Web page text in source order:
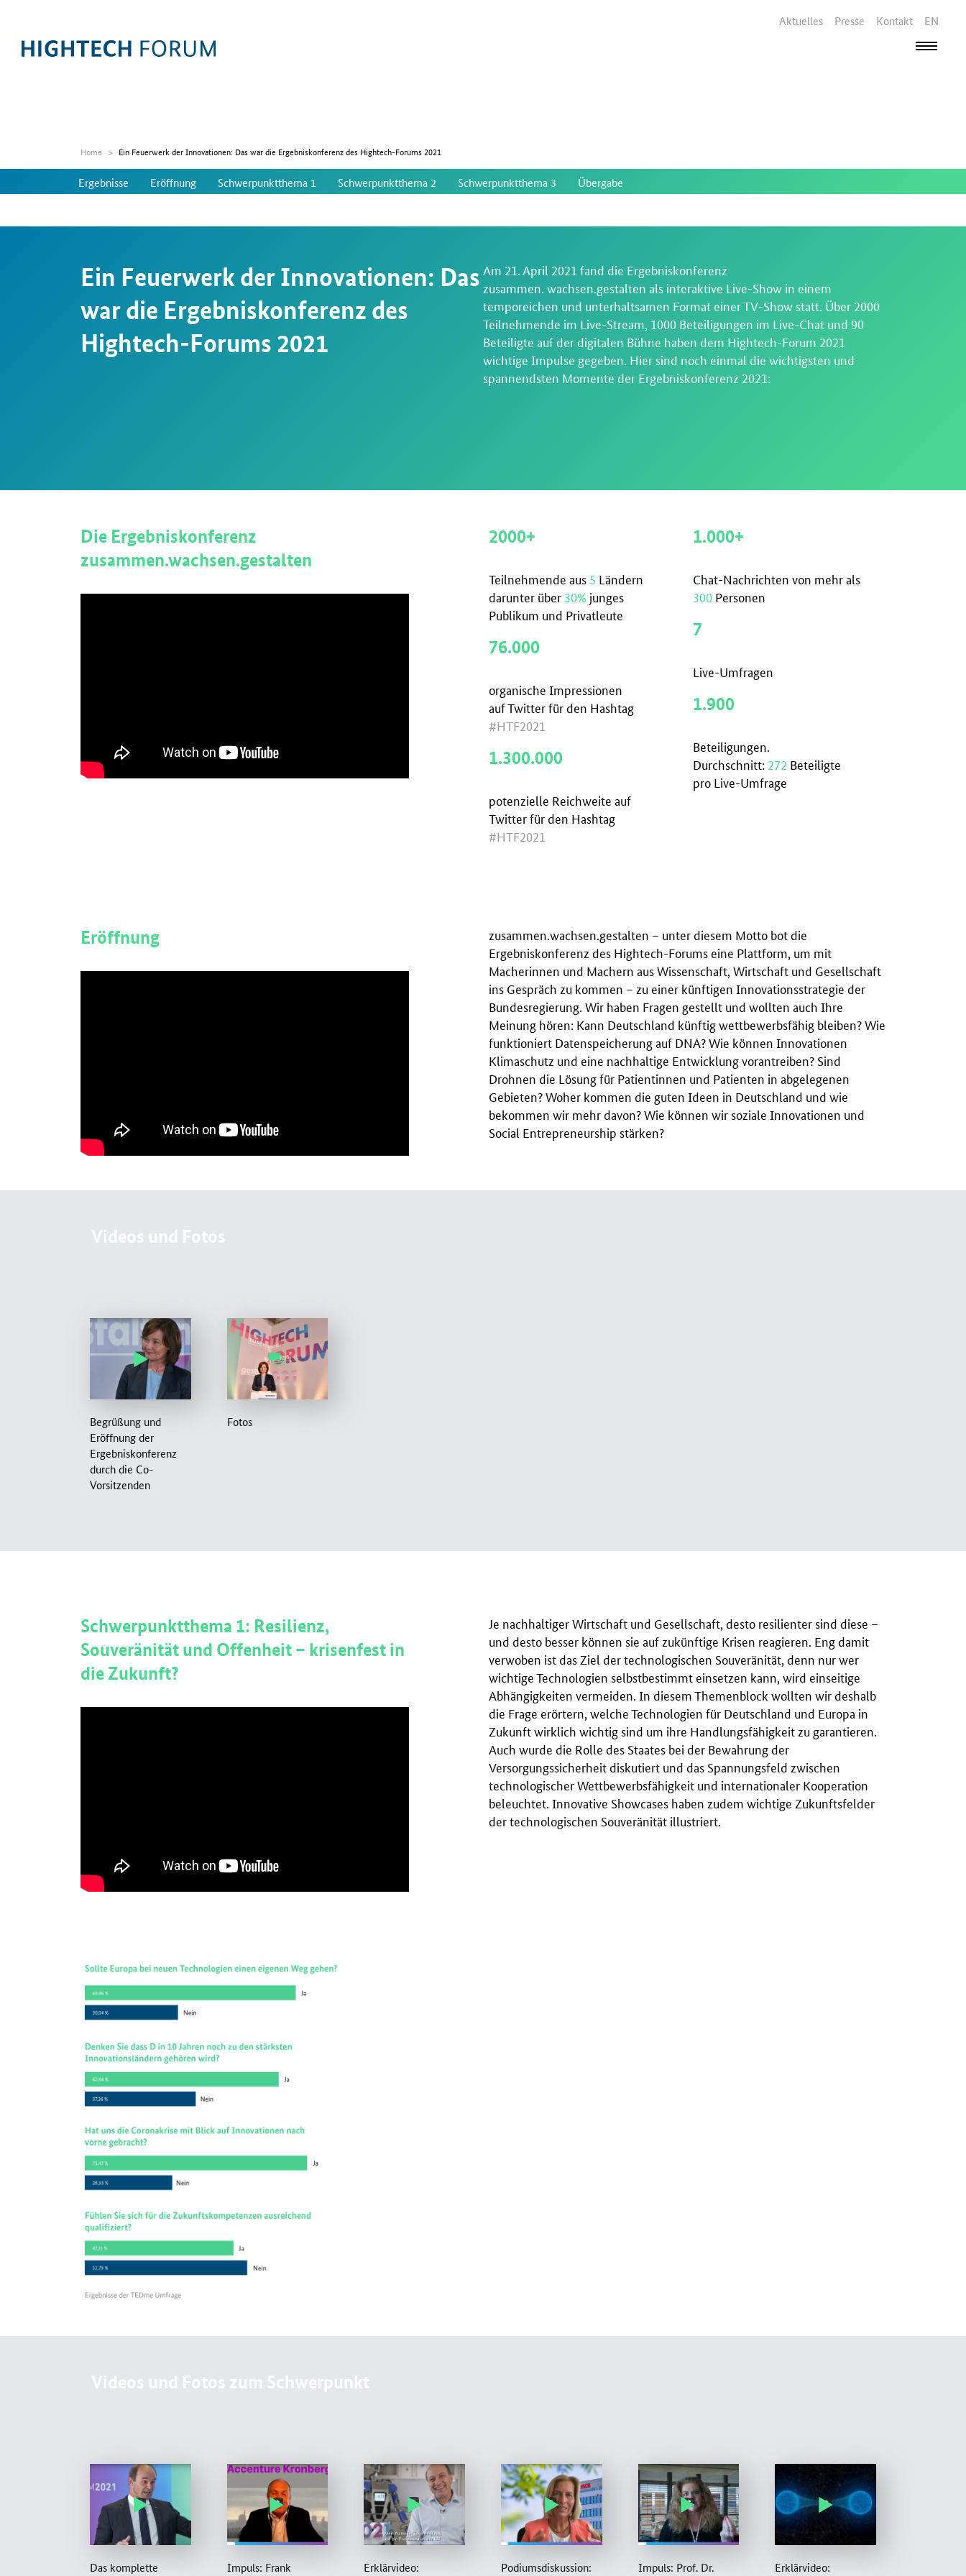
Aktuelles Presse Kontakt EN
Home Ein Feuerwerk der Innovationen: Das war die Ergebniskonferenz des Hightech-Forums 2021
Ergebnisse Eröffnung Schwerpunktthema 1 Schwerpunktthema 2 Schwerpunktthema 3 Übergabe
Ein Feuerwerk der Innovationen: Das
war die Ergebniskonferenz des
Hightech-Forums 2021
Am 21. April 2021 fand die Ergebniskonferenz
zusammen. wachsen.gestalten als interaktive Live-Show in einem
temporeichen und unterhaltsamen Format einer TV-Show statt. Über 2000
Teilnehmende im Live-Stream, 1000 Beteiligungen im Live-Chat und 90
Beteiligte auf der digitalen Bühne haben dem Hightech-Forum 2021
wichtige Impulse gegeben. Hier sind noch einmal die wichtigsten und
spannendsten Momente der Ergebniskonferenz 2021:
Die Ergebniskonferenz
zusammen.wachsen.gestalten
2000+
Teilnehmende aus 5 Ländern
darunter über 30% junges
Publikum und Privatleute
76.000
organische Impressionen
auf Twitter für den Hashtag
#HTF2021
1.300.000
potenzielle Reichweite auf
Twitter für den Hashtag
#HTF2021
1.000+
Chat-Nachrichten von mehr als
300Personen
7
Live-Umfragen
1.900
Beteiligungen.
Durchschnitt: 272 Beteiligte
pro Live-Umfrage
Eröffnung
zusammen.wachsen.gestalten – unter diesem Motto bot die
Ergebniskonferenz des Hightech-Forums eine Plattform, um mit
Macherinnen und Machern aus Wissenschaft, Wirtschaft und Gesellschaft
ins Gespräch zu kommen – zu einer künftigen Innovationsstrategie der
Bundesregierung. Wir haben Fragen gestellt und wollten auch Ihre
Meinung hören: Kann Deutschland künftig wettbewerbsfähig bleiben? Wie
funktioniert Datenspeicherung auf DNA? Wie können Innovationen
Klimaschutz und eine nachhaltige Entwicklung vorantreiben? Sind
Drohnen die Lösung für Patientinnen und Patienten in abgelegenen
Gebieten? Woher kommen die guten Ideen in Deutschland und wie
bekommen wir mehr davon? Wie können wir soziale Innovationen und
Social Entrepreneurship stärken?
Videos und Fotos
Begrüßung und
Eröffnung der
Ergebniskonferenz
durch die Co-
Vorsitzenden
Fotos
Schwerpunktthema 1: Resilienz,
Souveränität und Offenheit – krisenfest in
die Zukunft?
Je nachhaltiger Wirtschaft und Gesellschaft, desto resilienter sind diese –
und desto besser können sie auf zukünftige Krisen reagieren. Eng damit
verwoben ist das Ziel der technologischen Souveränität, denn nur wer
wichtige Technologien selbstbestimmt einsetzen kann, wird einseitige
Abhängigkeiten vermeiden. In diesem Themenblock wollten wir deshalb
die Frage erörtern, welche Technologien für Deutschland und Europa in
Zukunft wirklich wichtig sind um ihre Handlungsfähigkeit zu garantieren.
Auch wurde die Rolle des Staates bei der Bewahrung der
Versorgungssicherheit diskutiert und das Spannungsfeld zwischen
technologischer Wettbewerbsfähigkeit und internationaler Kooperation
beleuchtet. Innovative Showcases haben zudem wichtige Zukunftsfelder
der technologischen Souveränität illustriert.
Videos und Fotos zum Schwerpunkt
Das komplette
Impuls: Frank
Erklärvideo:
Podiumsdiskussion:
Impuls: Prof. Dr.
Erklärvideo: